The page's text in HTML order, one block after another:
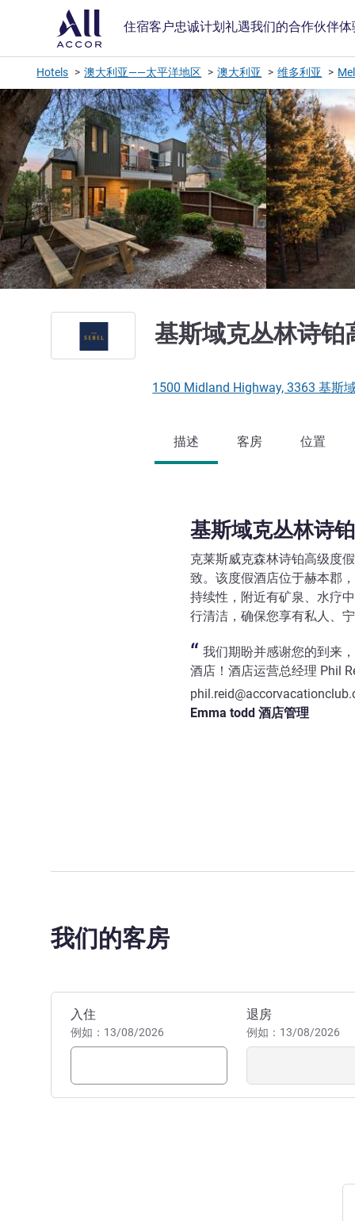
住宿客户忠诚计划礼遇我们的合作伙伴体
Hotels 澳大利亚——太平洋地区 澳大利亚 维多利亚
基斯域克丛林诗
1500 Midland Highway, 3363 基斯
描述 客房 位置
基斯域克丛林诗
克莱斯威克森林诗铂高级度
致。该度假酒店位于赫本郡
持续性，附近有矿泉、水疗
行清洁，确保您享有私人、
我们期盼并感谢您的到来
酒店！酒店运营总经理 Phil
Emma todd 酒店管理
我们的客房
预订此酒店
入住
例如：13/08/2026
退房
例如：13/08/2026